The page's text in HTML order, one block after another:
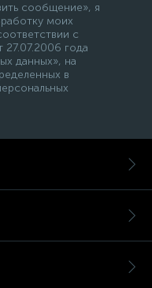
сообщение», я
моих
с
года
данных», на
в